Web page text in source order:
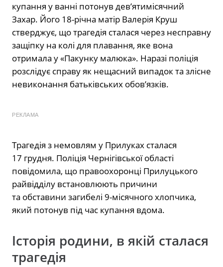
купання у ванні потонув дев’ятимісячний
Захар. Його 18-річна матір Валерія Круш
стверджує, що трагедія сталася через несправну
защіпку на колі для плавання, яке вона
отримала у «Пакунку малюка». Наразі поліція
розслідує справу як нещасний випадок та злісне
невиконання батьківських обов’язків.
РЕКЛАМА
Трагедія з немовлям у Прилуках сталася
17 грудня. Поліція Чернігівської області
повідомила, що правоохоронці Прилуцького
райвідділу встановлюють причини
та обставини загибелі 9-місячного хлопчика,
який потонув під час купання вдома.
Історія родини, в якій сталася
трагедія